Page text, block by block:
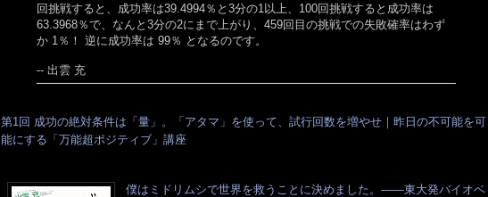
回挑戦すると、成功率は39.4994％と3分の1以上、100回挑戦すると成功率は
63.3968％で、なんと3分の2にまで上がり、459回目の挑戦での失敗確率はわず
か 1％！ 逆に成功率は 99％ となるのです。
-- 出雲 充
第1回 成功の絶対条件は「量」。「アタマ」を使って、試行回数を増やせ｜昨日の不可能を可
能にする「万能超ポジティブ」講座
僕はミドリムシで世界を救うことに決めました。――東大発バイオベ